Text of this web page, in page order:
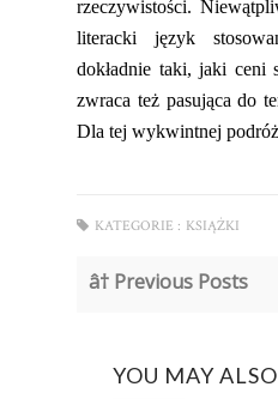
rzeczywistości.
literacki język
dokładnie taki, jaki ceni
zwraca też pasująca do
Dla tej wykwintnej
KATEGORIE : KSIĄŻKI
â† Previous Posts
YOU MAY